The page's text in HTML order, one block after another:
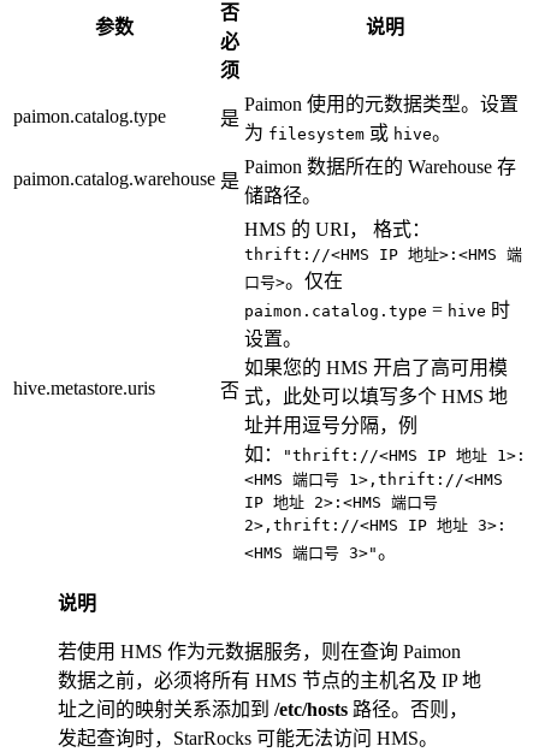
参数
否
必
须
说明
paimon.catalog.type 是
Paimon 使用的元数据类型。设置
为 filesystem 或 hive。
paimon.catalog.warehouse 是
Paimon 数据所在的 Warehouse 存
储路径。
hive.metastore.uris 否
HMS 的 URI， 格式：
thrift://<HMS IP 地址>:<HMS 端
口号>。仅在
paimon.catalog.type = hive 时
设置。
如果您的 HMS 开启了高可用模
式，此处可以填写多个 HMS 地
址并用逗号分隔，例
如：
"thrift://<HMS IP 地址 1>:
<HMS 端口号 1>,thrift://<HMS
IP 地址 2>:<HMS 端口号
2>,thrift://<HMS IP 地址 3>:
<HMS 端口号 3>"。
说明
若使用 HMS 作为元数据服务，则在查询 Paimon
数据之前，必须将所有 HMS 节点的主机名及 IP 地
址之间的映射关系添加到 /etc/hosts 路径。否则，
发起查询时，StarRocks 可能无法访问 HMS。